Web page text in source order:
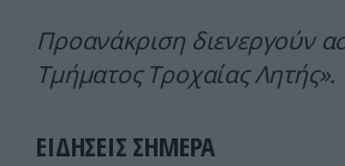
Προανάκριση διενεργούν
Τμήματος Τροχαίας Λητής».
ΕΙΔΗΣΕΙΣ ΣΗΜΕΡΑ